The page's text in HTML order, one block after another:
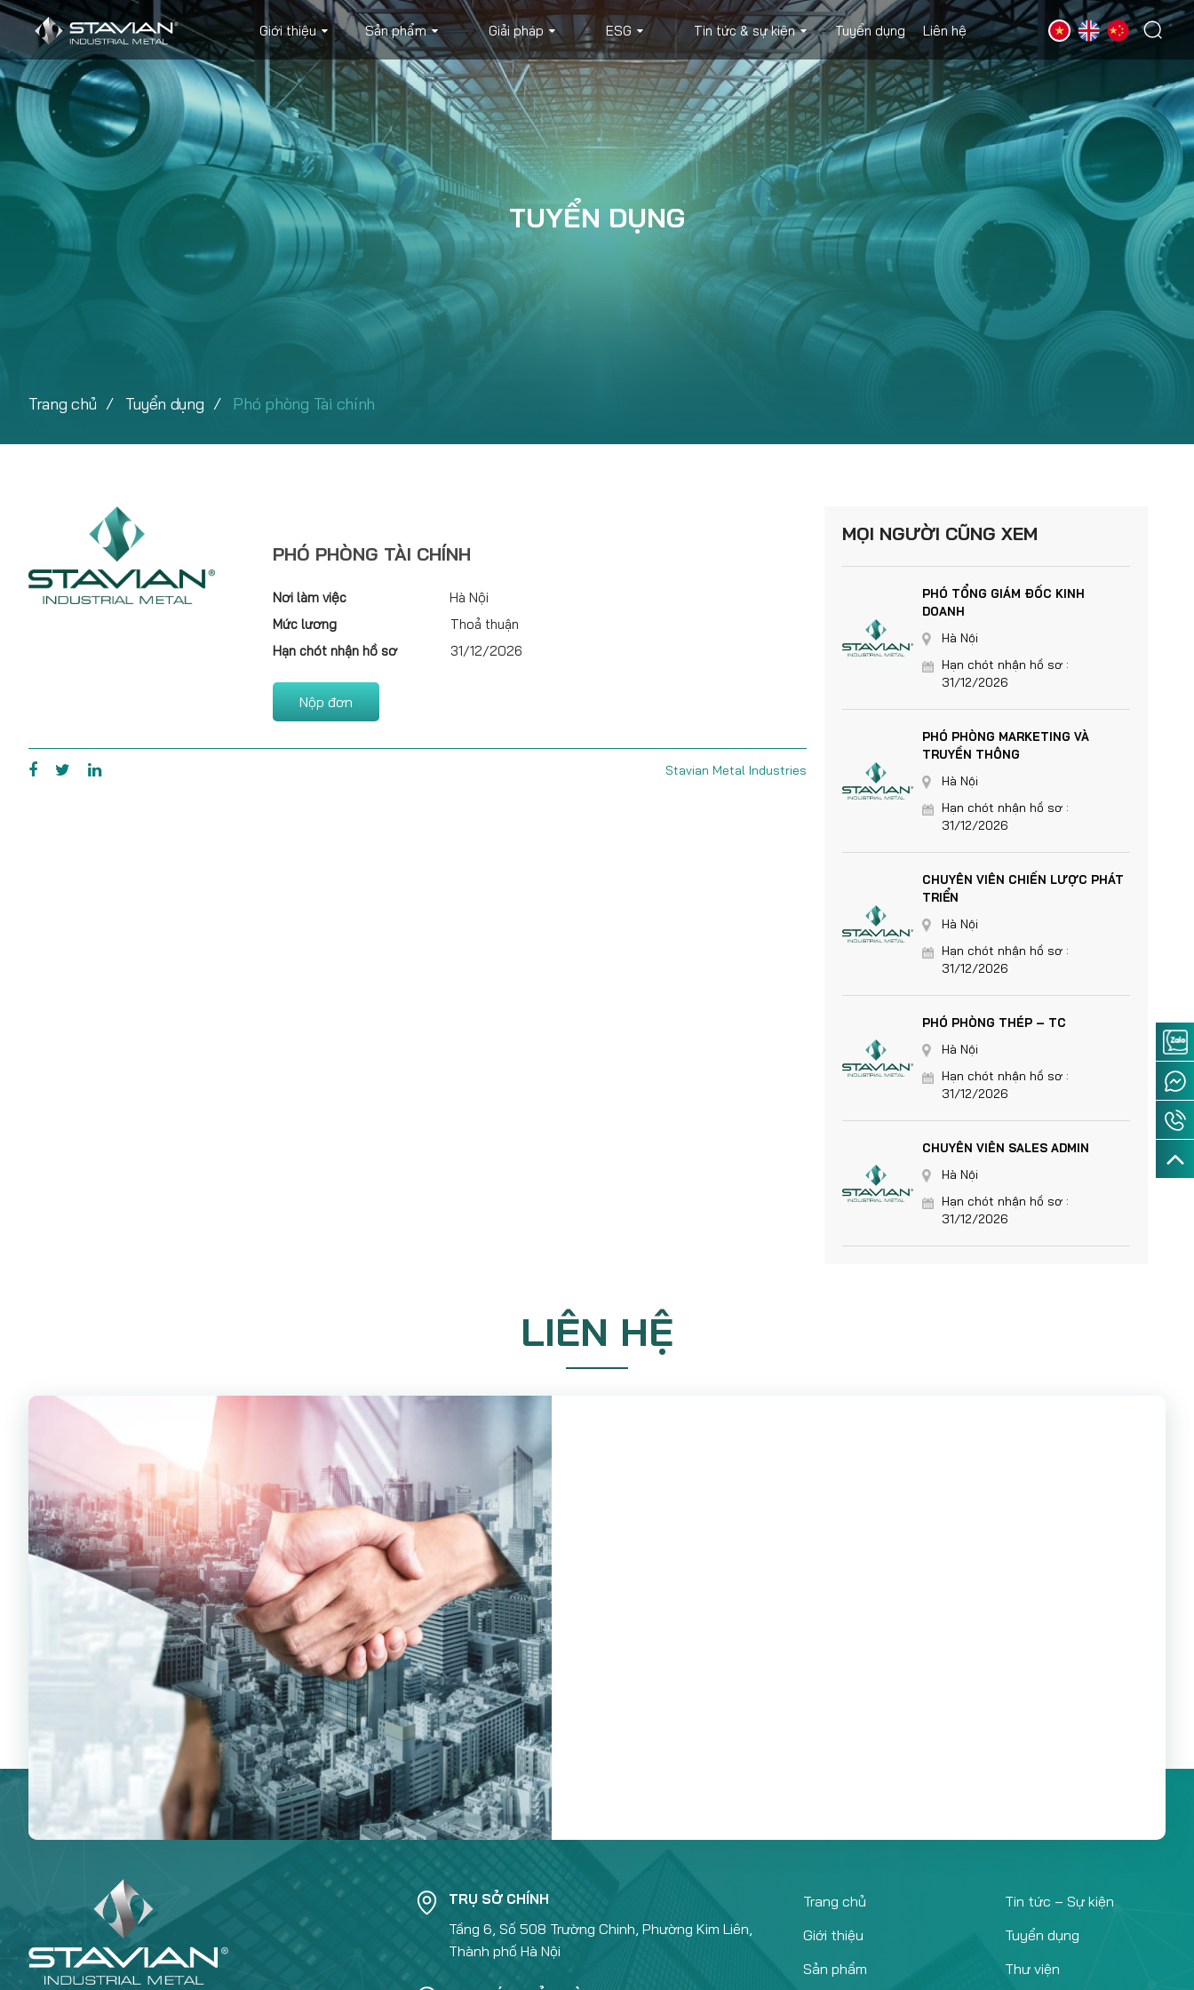
Giới thiệu Sản phẩm Giải pháp ESG Tin tức & sự kiện Tuyển dụng Liên hệ
Trang chủ Tuyển dụng Phó phòng Tài chính
TUYỂN DỤNG
PHÓ PHÒNG TÀI CHÍNH
Nơi làm việc
Hà Nội
Mức lương
Thoả thuận
Hạn chót nhận hồ sơ
31/12/2026
Nộp đơn
Stavian Metal Industries
MỌI NGƯỜI CŨNG XEM
PHÓ TỔNG GIÁM ĐỐC KINH
DOANH
Hà Nội
Hạn chót nhận hồ sơ :
31/12/2026
PHÓ PHÒNG MARKETING VÀ
TRUYỀN THÔNG
Hà Nội
Hạn chót nhận hồ sơ :
31/12/2026
CHUYÊN VIÊN CHIẾN LƯỢC PHÁT
TRIỂN
Hà Nội
Hạn chót nhận hồ sơ :
31/12/2026
PHÓ PHÒNG THÉP – TC
Hà Nội
Hạn chót nhận hồ sơ :
31/12/2026
CHUYÊN VIÊN SALES ADMIN
Hà Nội
Hạn chót nhận hồ sơ :
31/12/2026
LIÊN HỆ
TRỤ SỞ CHÍNH
Tầng 6, Số 508 Trường Chinh, Phường Kim Liên,
Thành phố Hà Nội
Trang chủ
Giới thiệu
Sản phẩm
Tin tức – Sự kiện
Tuyển dụng
Thư viện